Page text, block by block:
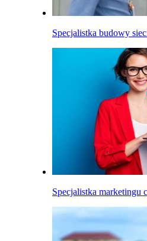
Specjalistka budowy
Specjalistka marketingu